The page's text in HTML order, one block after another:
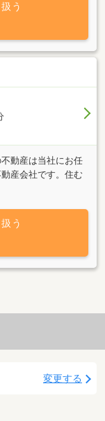
う
動産は当社にお任
産会社です。住む
ているお客様にご
ださい。
う
変更する